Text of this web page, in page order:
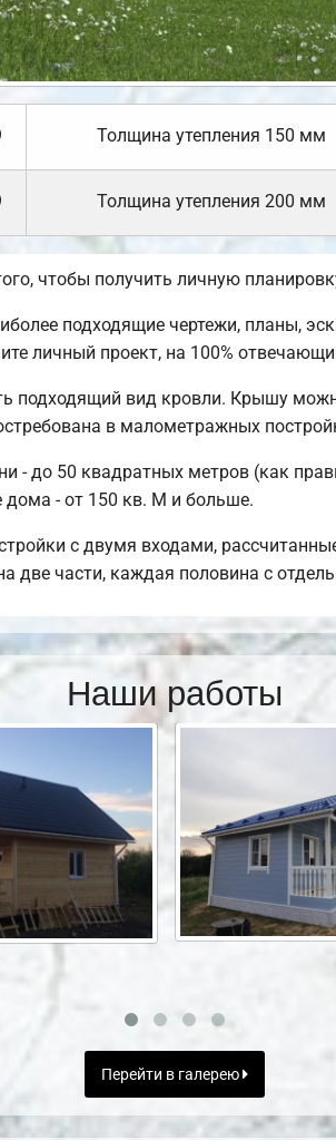
Толщина утепления 150 мм
Толщина утепления 200 мм
чтобы получить личную
подходящие чертежи, планы,
личный проект, на 100%
подходящий вид кровли. Крышу
в малометражных
- до 50 квадратных метров (как
- от 150 кв. М и больше.
с двумя входами,
две части, каждая половина с
Наши работы
Перейти в галерею